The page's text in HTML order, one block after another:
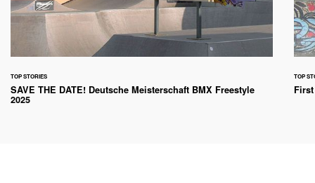
TOP STORIES
SAVE THE DATE! Deutsche Meisterschaft BMX Freestyle
2025
TOP